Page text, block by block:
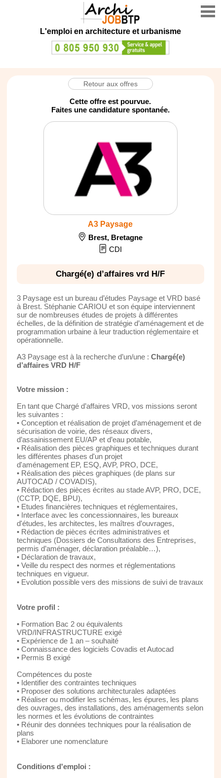
L'emploi en architecture et urbanisme
Retour aux offres
Cette offre est pourvue.
Faites une candidature spontanée.
A3 Paysage
Brest, Bretagne
CDI
Chargé(e) d’affaires vrd H/F
3 Paysage est un bureau d’études Paysage et VRD basé
à Brest. Stéphanie CARIOU et son équipe interviennent
sur de nombreuses études de projets à différentes
échelles, de la définition de stratégie d’aménagement et de
programmation urbaine à leur traduction réglementaire et
opérationnelle.
A3 Paysage est à la recherche d’un/une : Chargé(e)
d’affaires VRD H/F
Votre mission :
En tant que Chargé d’affaires VRD, vos missions seront
les suivantes :
• Conception et réalisation de projet d’aménagement et de
sécurisation de voirie, des réseaux divers,
d’assainissement EU/AP et d’eau potable,
• Réalisation des pièces graphiques et techniques durant
les différentes phases d'un projet
d'aménagement EP, ESQ, AVP, PRO, DCE,
• Réalisation des pièces graphiques (de plans sur
AUTOCAD / COVADIS),
• Rédaction des pièces écrites au stade AVP, PRO, DCE,
(CCTP, DQE, BPU),
• Etudes financières techniques et réglementaires,
• Interface avec les concessionnaires, les bureaux
d'études, les architectes, les maîtres d’ouvrages,
• Rédaction de pièces écrites administratives et
techniques (Dossiers de Consultations des Entreprises,
permis d’aménager, déclaration préalable…),
• Déclaration de travaux,
• Veille du respect des normes et réglementations
techniques en vigueur.
• Evolution possible vers des missions de suivi de travaux
Votre profil :
• Formation Bac 2 ou équivalents
VRD/INFRASTRUCTURE exigé
• Expérience de 1 an – souhaité
• Connaissance des logiciels Covadis et Autocad
• Permis B exigé
Compétences du poste
• Identifier des contraintes techniques
• Proposer des solutions architecturales adaptées
• Réaliser ou modifier les schémas, les épures, les plans
des ouvrages, des installations, des aménagements selon
les normes et les évolutions de contraintes
• Réunir des données techniques pour la réalisation de
plans
• Elaborer une nomenclature
Conditions d'emploi :